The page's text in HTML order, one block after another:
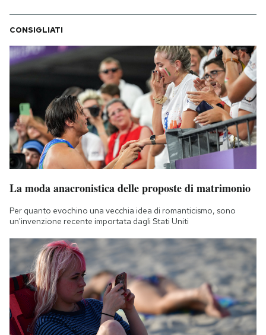
CONSIGLIATI
La moda anacronistica delle proposte di matrimonio
Per quanto evochino una vecchia idea di romanticismo, sono
un'invenzione recente importata dagli Stati Uniti